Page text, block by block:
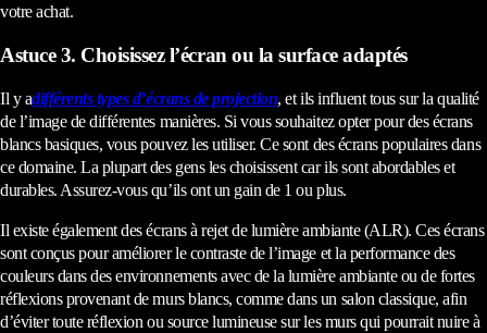
votre achat.
Astuce 3. Choisissez l’écran ou la surface adaptés
Il y adifférents types d’écrans de projection, et ils influent tous sur la qualité
de l’image de différentes manières. Si vous souhaitez opter pour des écrans
blancs basiques, vous pouvez les utiliser. Ce sont des écrans populaires dans
ce domaine. La plupart des gens les choisissent car ils sont abordables et
durables. Assurez-vous qu’ils ont un gain de 1 ou plus.
Il existe également des écrans à rejet de lumière ambiante (ALR). Ces écrans
sont conçus pour améliorer le contraste de l’image et la performance des
couleurs dans des environnements avec de la lumière ambiante ou de fortes
réflexions provenant de murs blancs, comme dans un salon classique, afin
d’éviter toute réflexion ou source lumineuse sur les murs qui pourrait nuire à